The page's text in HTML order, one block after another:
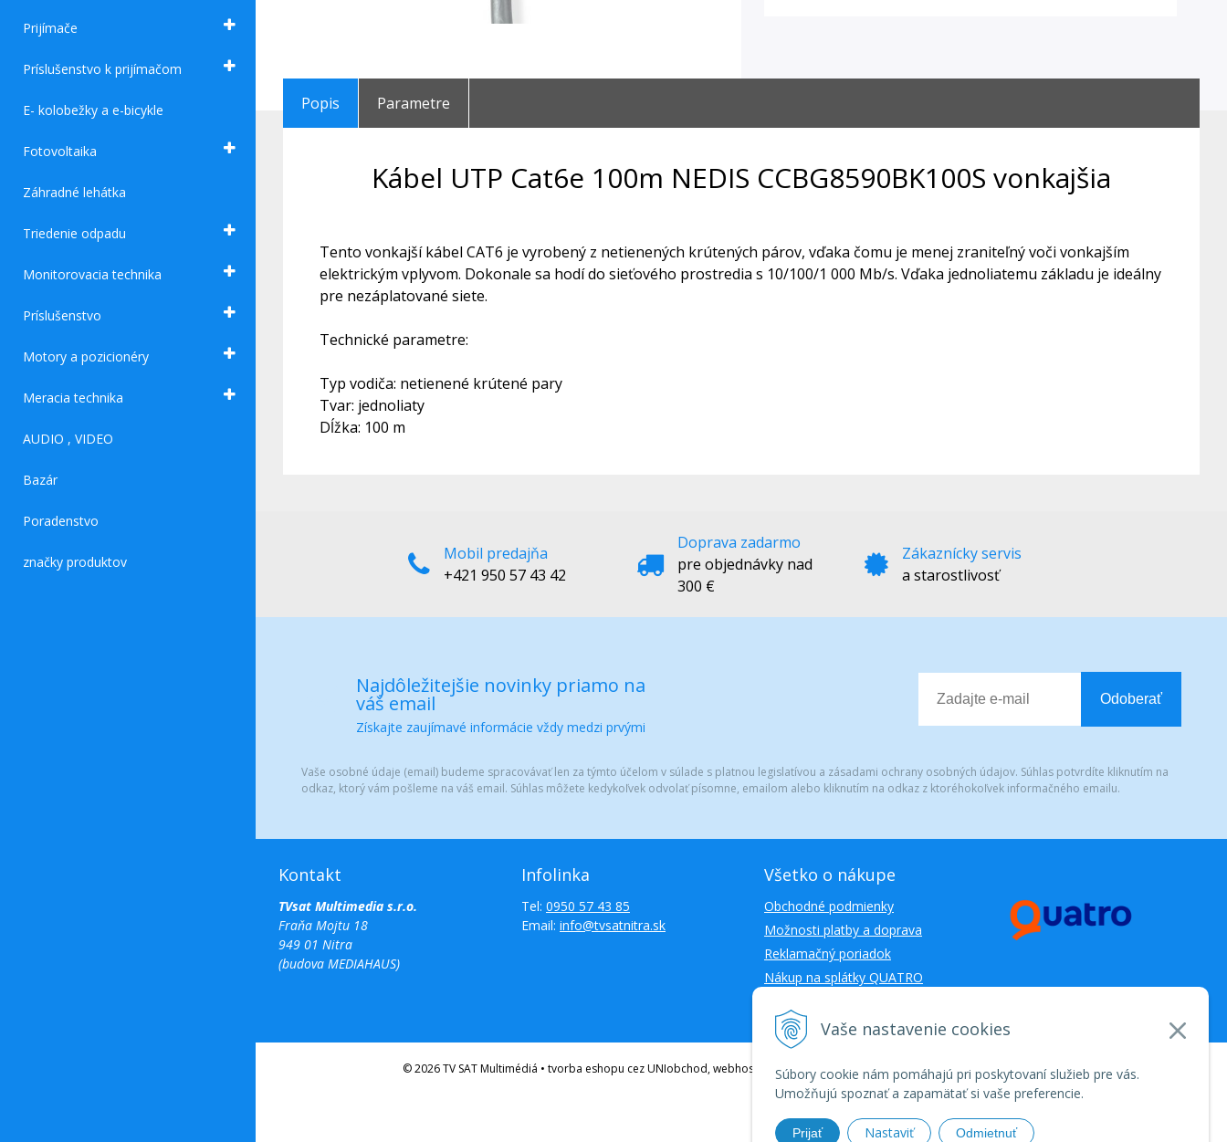
Vaše nastavenie cookies
Súbory cookie nám pomáhajú pri poskytovaní služieb pre vás.
Umožňujú spoznať a zapamätať si vaše preferencie.
Prijať Nastaviť Odmietnuť
Prijímače
Príslušenstvo k prijímačom
E- kolobežky a e-bicykle
Fotovoltaika
Záhradné lehátka
Triedenie odpadu
Monitorovacia technika
Príslušenstvo
Motory a pozicionéry
Meracia technika
AUDIO , VIDEO
Bazár
Poradenstvo
značky produktov
Popis Parametre
Kábel UTP Cat6e 100m NEDIS CCBG8590BK100S vonkajšia
Tento vonkajší kábel CAT6 je vyrobený z netienených krútených párov, vďaka čomu je menej zraniteľný voči vonkajším
elektrickým vplyvom. Dokonale sa hodí do sieťového prostredia s 10/100/1 000 Mb/s. Vďaka jednoliatemu základu je ideálny
pre nezáplatované siete.
Technické parametre:
Typ vodiča: netienené krútené pary
Tvar: jednoliaty
Dĺžka: 100 m
Mobil predajňa
+421 950 57 43 42
Doprava zadarmo
pre objednávky nad
300 €
Zákaznícky servis
a starostlivosť
Najdôležitejšie novinky priamo na
váš email
Získajte zaujímavé informácie vždy medzi prvými
Odoberať
Vaše osobné údaje (email) budeme spracovávať len za týmto účelom v súlade s platnou legislatívou a zásadami ochrany osobných údajov. Súhlas potvrdíte kliknutím na
odkaz, ktorý vám pošleme na váš email. Súhlas môžete kedykoľvek odvolať písomne, emailom alebo kliknutím na odkaz z ktoréhokoľvek informačného emailu.
Kontakt
TVsat Multimedia s.r.o.
Fraňa Mojtu 18
949 01 Nitra
(budova MEDIAHAUS)
Infolinka
Tel: 0950 57 43 85
Email: info@tvsatnitra.sk
Všetko o nákupe
Obchodné podmienky
Možnosti platby a doprava
Reklamačný poriadok
Nákup na splátky QUATRO
© 2026 TV SAT Multimédiá • tvorba eshopu cez UNIobchod, webhosting spoločnosti WEBYGROUP • dbartzvyšovanie návštevnosti•